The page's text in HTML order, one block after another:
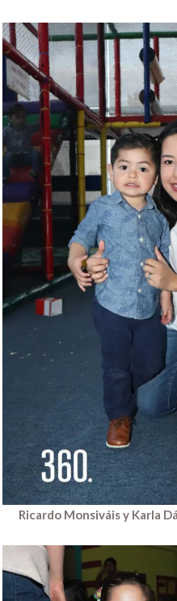
Ricardo Monsiváis y Karla